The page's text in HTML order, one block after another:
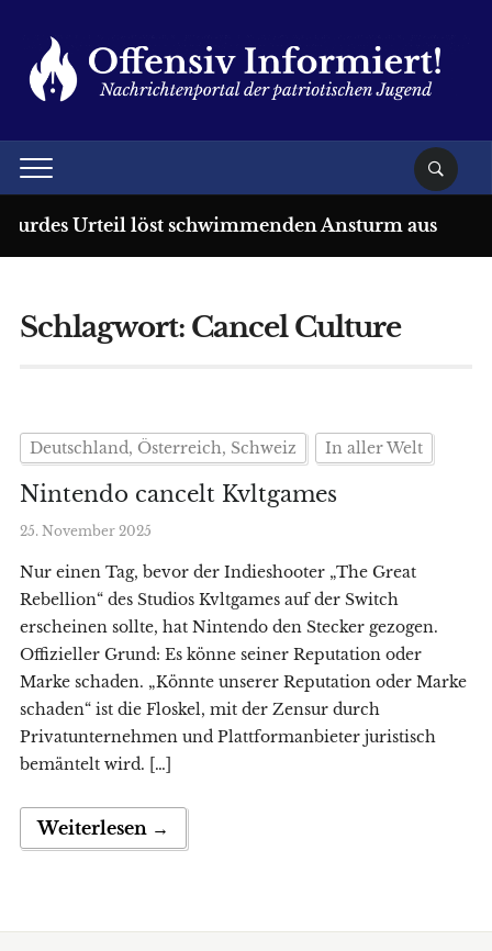
Urteil löst schwimmenden Ansturm aus
Schlagwort: Cancel Culture
Deutschland, Österreich, Schweiz In aller Welt
Nintendo cancelt Kvltgames
25. November 2025
Nur einen Tag, bevor der Indieshooter „The Great
Rebellion“ des Studios Kvltgames auf der Switch
erscheinen sollte, hat Nintendo den Stecker gezogen.
Offizieller Grund: Es könne seiner Reputation oder
Marke schaden. „Könnte unserer Reputation oder Marke
schaden“ ist die Floskel, mit der Zensur durch
Privatunternehmen und Plattformanbieter juristisch
bemäntelt wird. […]
Weiterlesen →